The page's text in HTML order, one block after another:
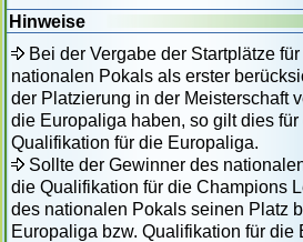
Hinweise
Bei der Vergabe der Startplätze
nationalen Pokals als erster
der Platzierung in der Meisterschaft
die Europaliga haben, so gilt dies
Qualifikation für die Europaliga.
Sollte der Gewinner des
die Qualifikation für die Champions
des nationalen Pokals seinen Platz
Europaliga bzw. Qualifikation für die